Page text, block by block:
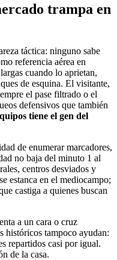
trampa en
táctica: ninguno sabe
referencia aérea en
cuando lo aprietan,
de esquina. El visitante,
el pase filtrado o el
defensivos que también
tiene el gen del
de enumerar marcadores,
no baja del minuto 1 al
centros desviados y
estanca en el mediocampo;
castiga a quienes buscan
a un cara o cruz
históricos tampoco ayudan:
repartidos casi por igual.
de la casa.